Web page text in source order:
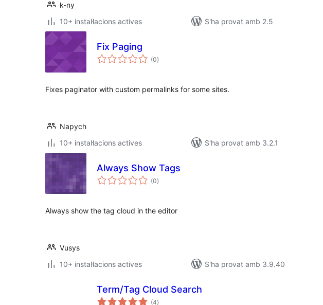
k-ny
10+ instal·lacions actives
S'ha provat amb 2.5
Fix Paging
(0puntuacions
totals
)
Fixes paginator with custom permalinks for some sites.
Napych
10+ instal·lacions actives
S'ha provat amb 3.2.1
Always Show Tags
(0puntuacions
totals
)
Always show the tag cloud in the editor
Vusys
10+ instal·lacions actives
S'ha provat amb 3.9.40
Term/Tag Cloud Search
(4puntuacions
)